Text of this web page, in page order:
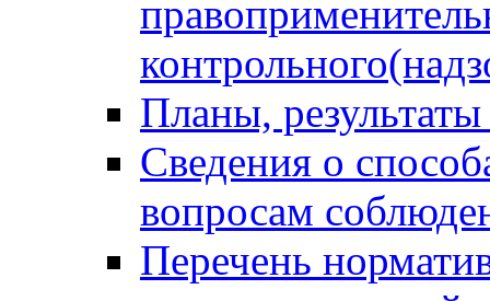
Планы,
Сведения о
вопросам
Перечень